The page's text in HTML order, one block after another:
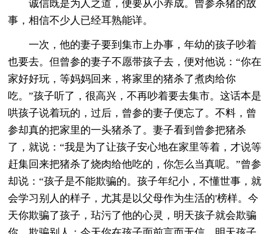
诚信既是为人之道，便要从小养成。曾参杀猪的故
事，相信不少人已经耳熟能详。
一次，他的妻子要到集市上办事，年幼的孩子吵着
也要去。但曾参的妻子不愿带孩子去，便对他说：“你在
家好好玩，等妈妈回来，将家里的猪杀了煮肉给你
吃。”孩子听了，很高兴，不再吵着要去集市。这话本是
哄孩子说着玩的，过后，曾参的妻子便忘了。不料，曾
参却真的把家里的一头猪杀了。妻子看到曾参把猪杀
了，就说：“我是为了让孩子安心地在家里等着，才说等
赶集回来把猪杀了烧肉给他吃的，你怎么当真呢。”曾参
却说：“孩子是不能欺骗的。孩子年纪小，不懂世事，就
会学习别人的样子，尤其是以父母作为生活的'榜样。今
天你欺骗了孩子，玷污了他的心灵，明天孩子就会欺骗